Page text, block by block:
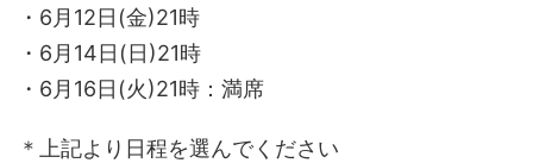
・6月12日(金)21時
・6月14日(日)21時
・6月16日(火)21時：満席
＊上記より日程を選んでください